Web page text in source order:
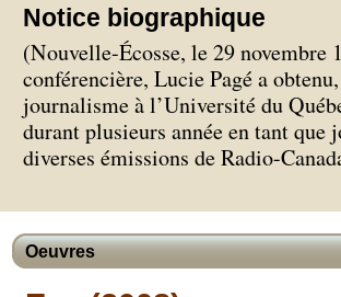
Notice biographique
(Nouvelle-Écosse, le 29
conférencière, Lucie Pagé a
journalisme à l’Université du
durant plusieurs année en tant
diverses émissions de Radio-
Oeuvres